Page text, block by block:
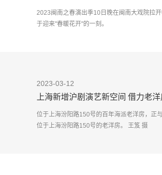
2023闽南之春演出季10日晚在闽南大戏院拉
于迎来"春暖花开"的一刻。
2023-03-12
上海新增沪剧演艺新空间 借力老
位于上海汾阳路150号的百年海派老洋房，正
位于上海汾阳路150号的老洋房。 王笈 摄